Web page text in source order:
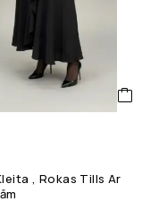
, Rokas Tills Ar